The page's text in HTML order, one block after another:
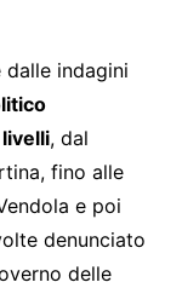
dalle indagini
, dal
fino alle
e poi
denunciato
delle